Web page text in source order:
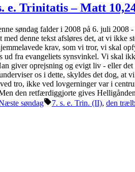
Trinitatis – Matt
søndag falder i 2008 på 6. juli 2008 -
denne tekst afsløres det, at vi
krav, som vi tror, vi skal
ud fra evangeliets synsvinkel. Vi skal
giver oprejsning og evigt liv - eller
os i dette, skyldes det dog,
tro, ikke ved lovgerninger var i
den retfærdiggjorte gives
søndag Tags:
7. s. e. Trin. (II), den